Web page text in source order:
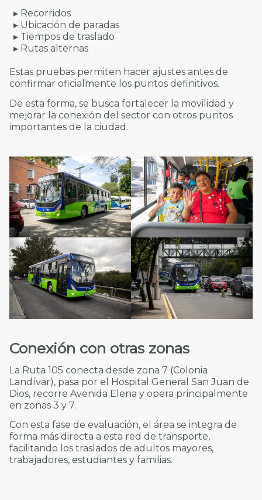
▸ Recorridos
▸ Ubicación de paradas
▸ Tiempos de traslado
▸ Rutas alternas
Estas pruebas permiten hacer ajustes antes de
confirmar oficialmente los puntos definitivos.
De esta forma, se busca fortalecer la movilidad y
mejorar la conexión del sector con otros puntos
importantes de la ciudad.
Conexión con otras zonas
La Ruta 105 conecta desde zona 7 (Colonia
Landívar), pasa por el Hospital General San Juan de
Dios, recorre Avenida Elena y opera principalmente
en zonas 3 y 7.
Con esta fase de evaluación, el área se integra de
forma más directa a esta red de transporte,
facilitando los traslados de adultos mayores,
trabajadores, estudiantes y familias.